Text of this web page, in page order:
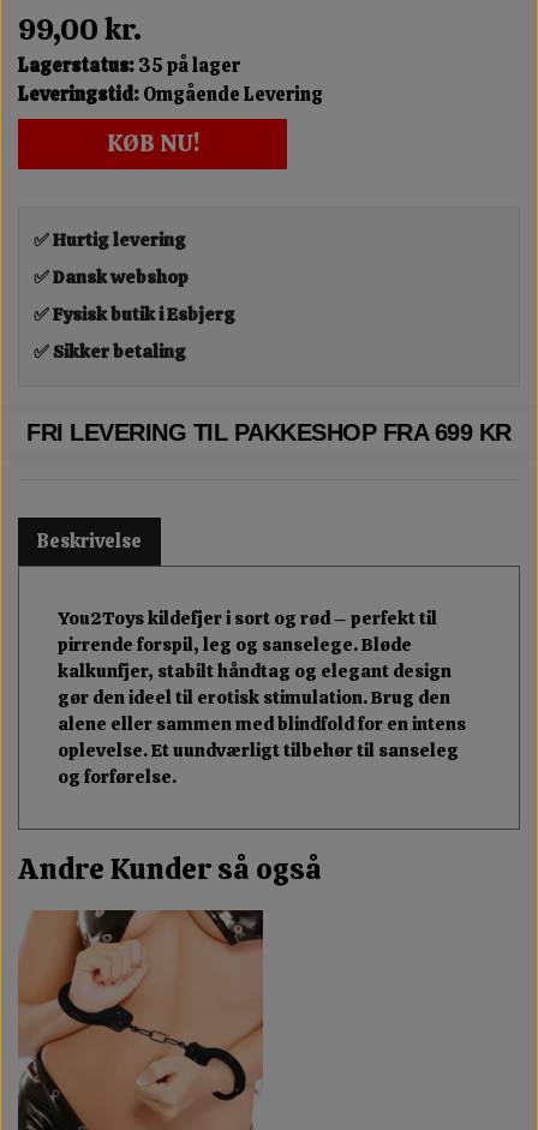
99,00 kr.
Lagerstatus:35 på lager
Leveringstid:Omgående Levering
KØB NU!
✅ Hurtig levering
✅ Dansk webshop
✅ Fysisk butik i Esbjerg
✅ Sikker betaling
FRI LEVERING TIL PAKKESHOP FRA 699 KR
Beskrivelse
You2Toys kildefjer i sort og rød – perfekt til
pirrende forspil, leg og sanselege. Bløde
kalkunfjer, stabilt håndtag og elegant design
gør den ideel til erotisk stimulation. Brug den
alene eller sammen med blindfold for en intens
oplevelse. Et uundværligt tilbehør til sanseleg
og forførelse.
Andre Kunder så også